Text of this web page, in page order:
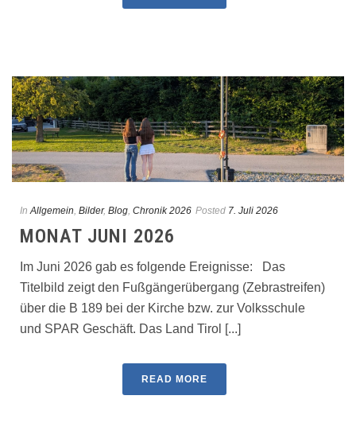
In Allgemein, Bilder, Blog, Chronik 2026 Posted 7. Juli 2026
MONAT JUNI 2026
Im Juni 2026 gab es folgende Ereignisse: Das
Titelbild zeigt den Fußgängerübergang (Zebrastreifen)
über die B 189 bei der Kirche bzw. zur Volksschule
und SPAR Geschäft. Das Land Tirol [...]
READ MORE